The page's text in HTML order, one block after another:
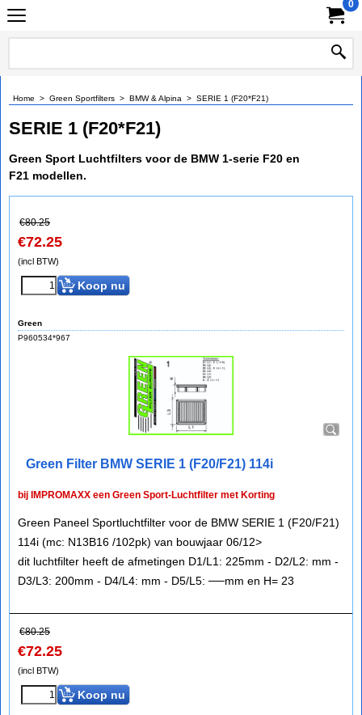
0
Home > Green Sportfilters > BMW & Alpina > SERIE 1 (F20*F21)
SERIE 1 (F20*F21)
Green Sport Luchtfilters voor de BMW 1-serie F20 en
F21 modellen.
€80.25
€72.25
(incl BTW)
Koop nu
Green
P960534*967
Green Filter BMW SERIE 1 (F20/F21) 114i
bij IMPROMAXX een Green Sport-Luchtfilter met Korting
Green Paneel Sportluchtfilter voor de BMW SERIE 1 (F20/F21)
114i (mc: N13B16 /102pk) van bouwjaar 06/12>
dit luchtfilter heeft de afmetingen D1/L1: 225mm - D2/L2: mm -
D3/L3: 200mm - D4/L4: mm - D5/L5: ──mm en H= 23
€80.25
€72.25
(incl BTW)
Koop nu